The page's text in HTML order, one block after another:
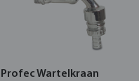
Profec Wartelkraan